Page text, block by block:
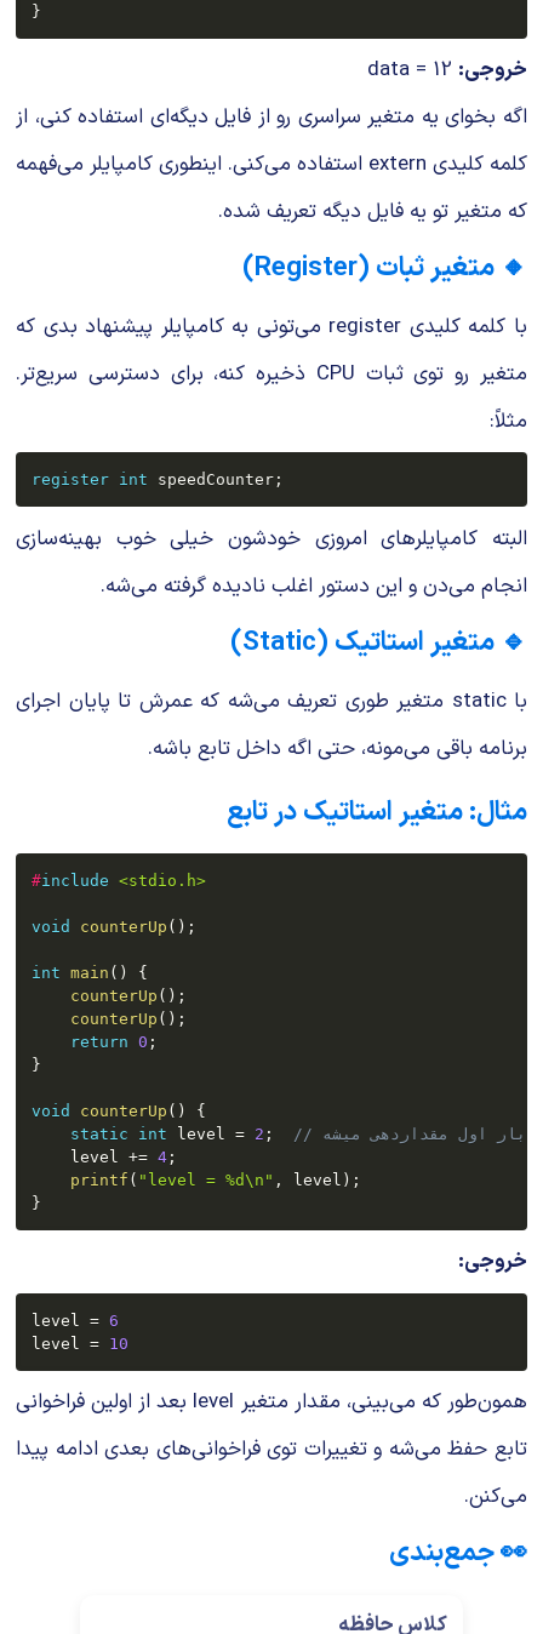
}
خروجی: data = 12
اگه بخوای یه متغیر سراسری رو از فایل دیگه‌ای استفاده کنی، از
کلمه کلیدی extern استفاده می‌کنی. اینطوری کامپایلر می‌فهمه
که متغیر تو یه فایل دیگه تعریف شده.
🔸 متغیر ثبات (Register)
با کلمه کلیدی register می‌تونی به کامپایلر پیشنهاد بدی که
متغیر رو توی ثبات CPU ذخیره کنه، برای دسترسی سریع‌تر.
مثلاً:
register int speedCounter ;
البته کامپایلرهای امروزی خودشون خیلی خوب بهینه‌سازی
انجام می‌دن و این دستور اغلب نادیده گرفته می‌شه.
🔹 متغیر استاتیک (Static)
باstatic متغیر طوری تعریف می‌شه که عمرش تا پایان اجرای
برنامه باقی می‌مونه، حتی اگه داخل تابع باشه.
مثال: متغیر استاتیک در تابع
#include <stdio.h>
void counterUp ( ) ;
int main ( )
{
counterUp ( ) ;
counterUp ( ) ;
return 0 ;
}
void counterUp ( )
{
static
int level = 2 ;
بار اول مقداردهی میشه
    level
+= 4 ;
printf ( "level = %d\n" , level ) ;
}
خروجی:
level = 6
level = 10
همون‌طور که می‌بینی، مقدار متغیر level بعد از اولین فراخوانی
تابع حفظ می‌شه و تغییرات توی فراخوانی‌های بعدی ادامه پیدا
می‌کنن.
👀 جمع‌بندی
کلاس حافظه